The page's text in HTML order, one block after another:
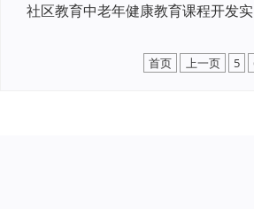
社区教育中老年健康教育课程开发实
首页 上一页 5